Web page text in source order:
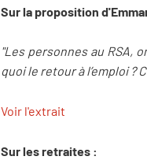
Sur la proposition
"Les personnes au RSA,
quoi le retour à l’emploi ?
Voir l'extrait
Sur les retraites :